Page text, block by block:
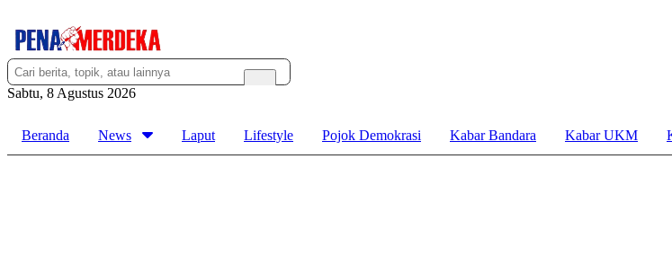
Sabtu, 8 Agustus 2026
Beranda News Laput Lifestyle Pojok Demokrasi Kabar Bandara Kabar UKM